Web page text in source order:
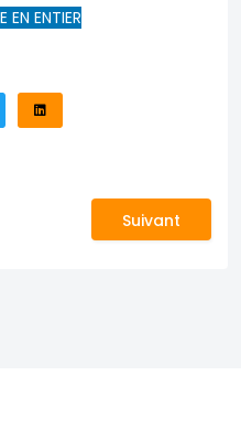
EN ENTIER
de PlaidoyerArticle suivant
Suivant